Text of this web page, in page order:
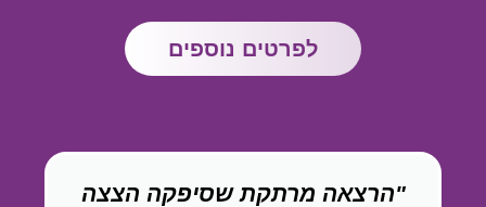
לפרטים נוספים
"הרצאה מרתקת שסיפקה הצצה